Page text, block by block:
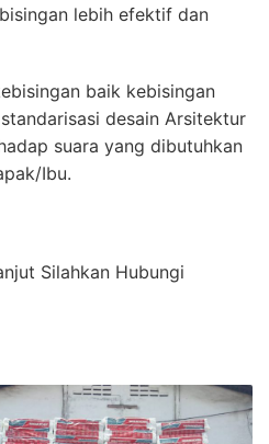
lebih efektif dan
baik kebisingan
desain Arsitektur
suara yang dibutuhkan
Ibu.
Silahkan Hubungi